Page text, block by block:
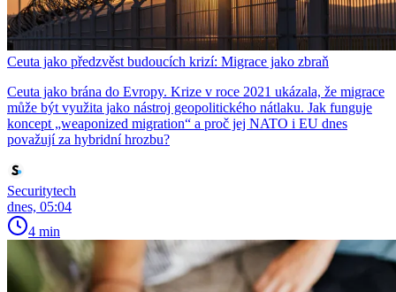
Ceuta jako předzvěst budoucích krizí: Migrace jako zbraň
Ceuta jako brána do Evropy. Krize v roce 2021 ukázala, že migrace
může být využita jako nástroj geopolitického nátlaku. Jak funguje
koncept „weaponized migration“ a proč jej NATO i EU dnes
považují za hybridní hrozbu?
Securitytech
dnes, 05:04
4 min